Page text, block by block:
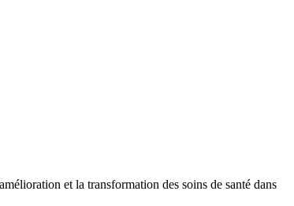
et la transformation des soins de santé dans